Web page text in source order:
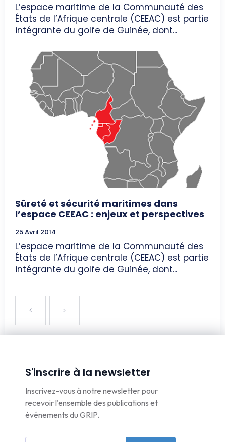
L’espace maritime de la Communauté des
États de l’Afrique centrale (CEEAC) est partie
intégrante du golfe de Guinée, dont...
Sûreté et sécurité maritimes dans
l’espace CEEAC : enjeux et perspectives
25 Avril 2014
L’espace maritime de la Communauté des
États de l’Afrique centrale (CEEAC) est partie
intégrante du golfe de Guinée, dont...
S'inscrire à la newsletter
Inscrivez-vous à notre newsletter pour
recevoir l'ensemble des publications et
événements du GRIP.